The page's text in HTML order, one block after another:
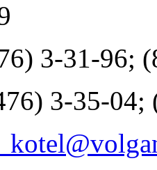
3-31-96;
3-35-04;